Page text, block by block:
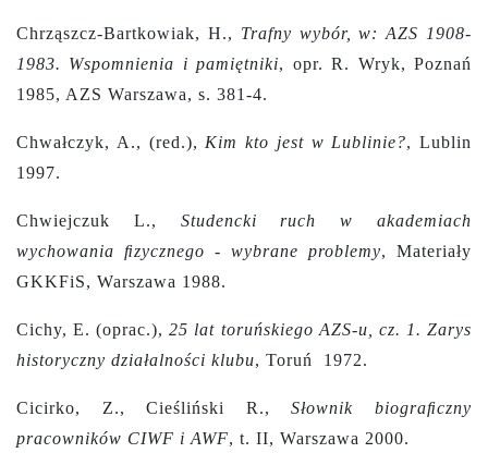
Chrząszcz-Bartkowiak, H., Trafny wybór, w: AZS 1908-
1983. Wspomnienia i pamiętniki, opr. R. Wryk, Poznań
1985, AZS Warszawa, s. 381-4.
Chwałczyk, A., (red.), Kim kto jest w Lublinie?, Lublin
1997.
Chwiejczuk L., Studencki ruch w akademiach
wychowania ﬁzycznego - wybrane problemy, Materiały
GKKFiS, Warszawa 1988.
Cichy, E. (oprac.),25 lat toruńskiego AZS-u, cz. 1. Zarys
historyczny działalności klubu, Toruń 1972.
Cicirko, Z., Cieśliński R.,Słownik biograﬁczny
pracowników CIWF i AWF, t. II, Warszawa 2000.